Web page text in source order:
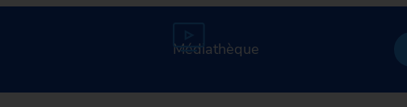
Médiathèque